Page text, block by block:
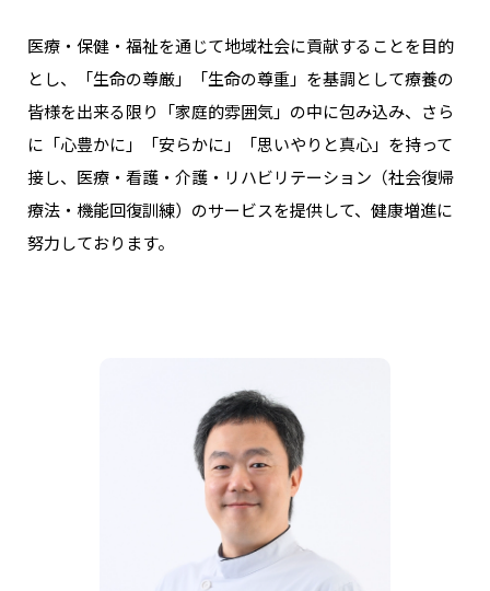
医療・保健・福祉を通じて地域社会に貢献することを目的
とし、「生命の尊厳」「生命の尊重」を基調として療養の
皆様を出来る限り「家庭的雰囲気」の中に包み込み、さら
に「心豊かに」「安らかに」「思いやりと真心」を持って
接し、医療・看護・介護・リハビリテーション（社会復帰
療法・機能回復訓練）のサービスを提供して、健康増進に
努力しております。